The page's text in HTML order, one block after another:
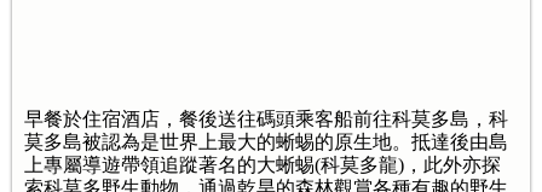
早餐於住宿酒店，餐後送往碼頭乘客船前往科莫多島，科
莫多島被認為是世界上最大的蜥蜴的原生地。抵達後由島
上專屬導遊帶領追蹤著名的大蜥蜴(科莫多龍)，此外亦探